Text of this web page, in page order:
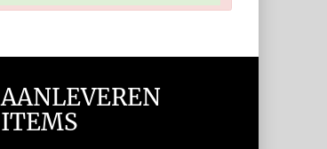
AANLEVEREN
ITEMS